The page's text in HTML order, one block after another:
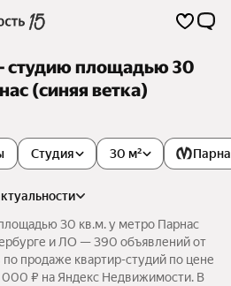
студию площадью 30
(синяя ветка)
Студия 30 м²
30 кв.м. у метро Парнас
и ЛО — 390 объявлений от
по продаже квартир-студий по цене
₽ на Яндекс Недвижимости. В